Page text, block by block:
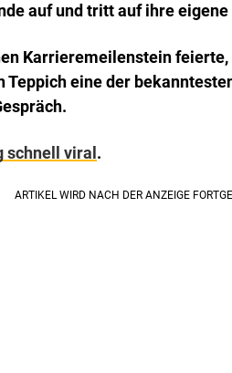
auf und tritt auf ihre
Karrieremeilenstein
Teppich eine der
schnell viral .